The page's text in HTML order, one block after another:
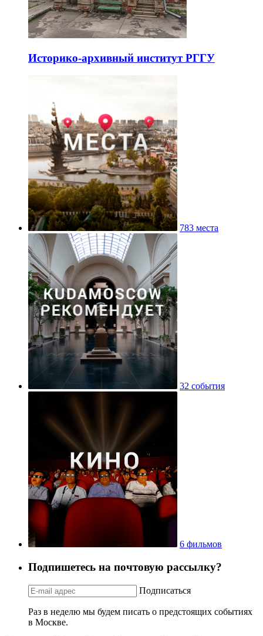
Историко-архивный институт РГГУ
783 места
32 события
6 фильмов
Подпишетесь на почтовую рассылку?
Подписаться
Раз в неделю мы будем писать о предстоящих событиях
в Москве.